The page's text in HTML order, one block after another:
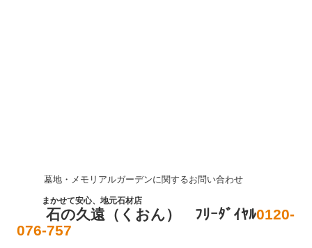
地図
スタッフ紹介
イベント報告
墓地・メモリアルガーデンに関するお問い合わせ
まかせて安心、地元石材店
石の久遠（くおん） ﾌﾘｰﾀﾞｲﾔﾙ0120-
076-757